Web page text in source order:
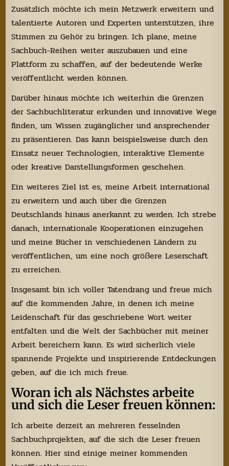
Zusätzlich möchte ich mein Netzwerk erweitern und
talentierte Autoren und Experten unterstützen, ihre
Stimmen zu Gehör zu bringen. Ich plane, meine
Sachbuch-Reihen weiter auszubauen und eine
Plattform zu schaffen, auf der bedeutende Werke
veröffentlicht werden können.
Darüber hinaus möchte ich weiterhin die Grenzen
der Sachbuchliteratur erkunden und innovative Wege
finden, um Wissen zugänglicher und ansprechender
zu präsentieren. Das kann beispielsweise durch den
Einsatz neuer Technologien, interaktive Elemente
oder kreative Darstellungsformen geschehen.
Ein weiteres Ziel ist es, meine Arbeit international
zu erweitern und auch über die Grenzen
Deutschlands hinaus anerkannt zu werden. Ich strebe
danach, internationale Kooperationen einzugehen
und meine Bücher in verschiedenen Ländern zu
veröffentlichen, um eine noch größere Leserschaft
zu erreichen.
Insgesamt bin ich voller Tatendrang und freue mich
auf die kommenden Jahre, in denen ich meine
Leidenschaft für das geschriebene Wort weiter
entfalten und die Welt der Sachbücher mit meiner
Arbeit bereichern kann. Es wird sicherlich viele
spannende Projekte und inspirierende Entdeckungen
geben, auf die ich mich freue.
Woran ich als Nächstes arbeite
und sich die Leser freuen können:
Ich arbeite derzeit an mehreren fesselnden
Sachbuchprojekten, auf die sich die Leser freuen
können. Hier sind einige meiner kommenden